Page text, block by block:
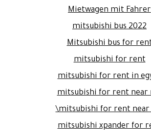
Mietwagen mit Fahrer
mitsubishi bus 2022
Mitsubishi bus for
mitsubishi for rent
mitsubishi for rent in
mitsubishi for rent near
mitsubishi for rent near
mitsubishi xpander for